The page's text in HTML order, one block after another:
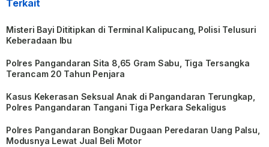
Terkait
Misteri Bayi Dititipkan di Terminal Kalipucang, Polisi Telusuri
Keberadaan Ibu
Polres Pangandaran Sita 8,65 Gram Sabu, Tiga Tersangka
Terancam 20 Tahun Penjara
Kasus Kekerasan Seksual Anak di Pangandaran Terungkap,
Polres Pangandaran Tangani Tiga Perkara Sekaligus
Polres Pangandaran Bongkar Dugaan Peredaran Uang Palsu,
Modusnya Lewat Jual Beli Motor